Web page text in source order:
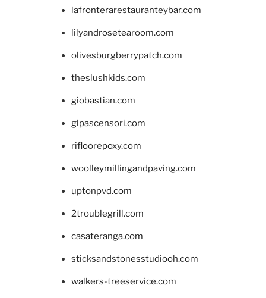
lafronterarestauranteybar.com
lilyandrosetearoom.com
olivesburgberrypatch.com
theslushkids.com
giobastian.com
glpascensori.com
rifloorepoxy.com
woolleymillingandpaving.com
uptonpvd.com
2troublegrill.com
casateranga.com
sticksandstonesstudiooh.com
walkers-treeservice.com